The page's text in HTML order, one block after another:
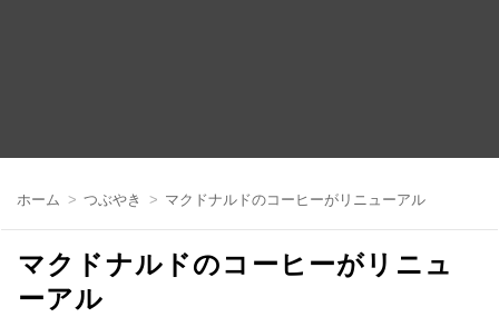
ン
ホーム つぶやき マクドナルドのコーヒーがリニューアル
マクドナルドのコーヒーがリニュ
ーアル